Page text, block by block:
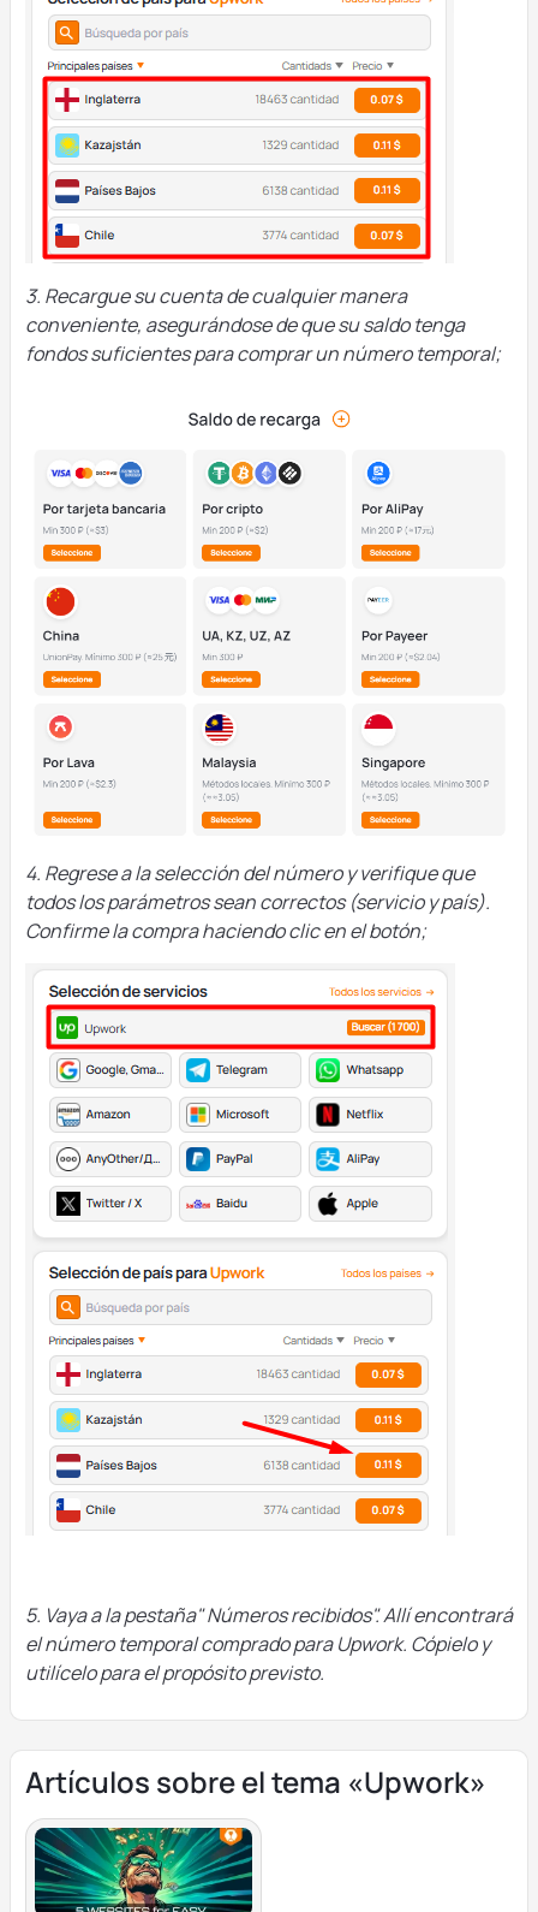
3. Recargue su cuenta de cualquier manera
conveniente, asegurándose de que su saldo tenga
fondos suficientes para comprar un número temporal;
4. Regrese a la selección del número y verifique que
todos los parámetros sean correctos (servicio y país).
Confirme la compra haciendo clic en el botón;
5. Vaya a la pestaña" Números recibidos". Allí encontrará
el número temporal comprado para Upwork. Cópielo y
utilícelo para el propósito previsto.
Artículos sobre el tema «Upwork»